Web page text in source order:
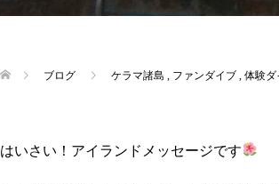
ブログ ケラマ諸島 ファンダイブ 体験ダ
はいさい！アイランドメッセージです